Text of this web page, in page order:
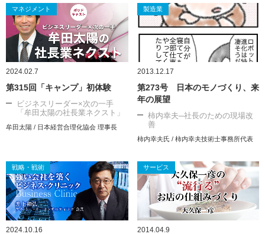
マネジメント
2024.02.7
第315回「キャンプ」初体験
ビジネスリーダー×次の一手
「牟田太陽の社長業ネクスト」
牟田太陽 / 日本経営合理化協会 理事長
製造業
2013.12.17
第273号 日本のモノづくり、来
年の展望
柿内幸夫─社長のための現場改
善
柿内幸夫氏 / 柿内幸夫技術士事務所代表
戦略・戦術
2024.10.16
サービス
2014.04.9